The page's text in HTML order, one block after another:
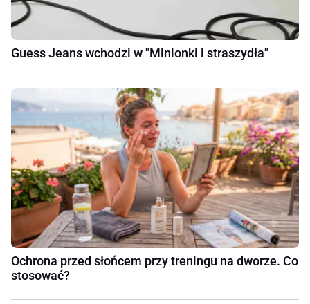
Guess Jeans wchodzi w "Minionki i straszydła"
Ochrona przed słońcem przy treningu na dworze. Co
stosować?